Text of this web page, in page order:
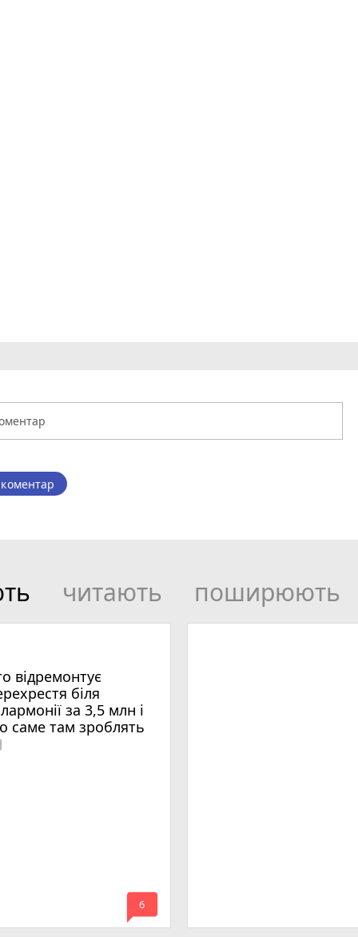
читають поширюють
відремонтує
біля
за 3,5 млн і
саме там зроблять
mode_comment
6